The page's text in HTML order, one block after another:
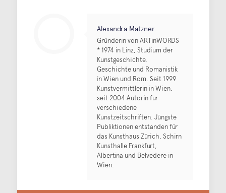
Alexandra Matzner
Gründerin von ARTinWORDS
* 1974 in Linz, Studium der
Kunstgeschichte,
Geschichte und Romanistik
in Wien und Rom. Seit 1999
Kunstvermittlerin in Wien,
seit 2004 Autorin für
verschiedene
Kunstzeitschriften. Jüngste
Publiktionen entstanden für
das Kunsthaus Zürich, Schirn
Kunsthalle Frankfurt,
Albertina und Belvedere in
Wien.